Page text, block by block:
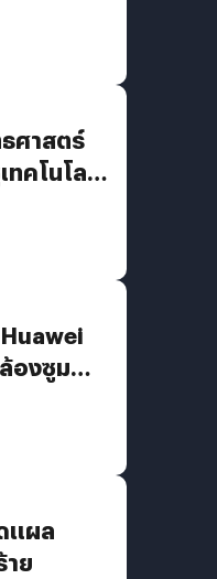
ธศาสตร์
คโนโลยี
องซูม
แผล
าย